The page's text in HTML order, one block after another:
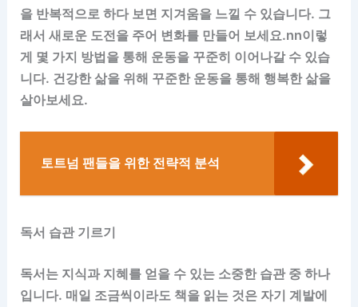
을 반복적으로 하다 보면 지겨움을 느낄 수 있습니다. 그
래서 새로운 도전을 주어 변화를 만들어 보세요.nn이렇
게 몇 가지 방법을 통해 운동을 꾸준히 이어나갈 수 있습
니다. 건강한 삶을 위해 꾸준한 운동을 통해 행복한 삶을
살아보세요.
토트넘 팬들을 위한 전략적 분석
독서 습관 기르기
독서는 지식과 지혜를 얻을 수 있는 소중한 습관 중 하나
입니다. 매일 조금씩이라도 책을 읽는 것은 자기 계발에